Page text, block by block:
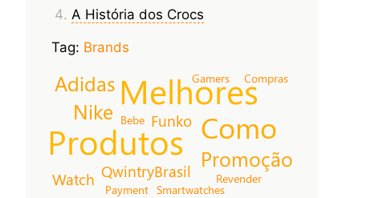
A História dos Crocs
Tag: Brands
Produtos
Melhores
Como
Promoção
Nike
Adidas
QwintryBrasil
Funko
Watch
Bebe
Revender
Compras
Smartwatches
Payment
Gamers